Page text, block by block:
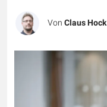
VonClaus Hock